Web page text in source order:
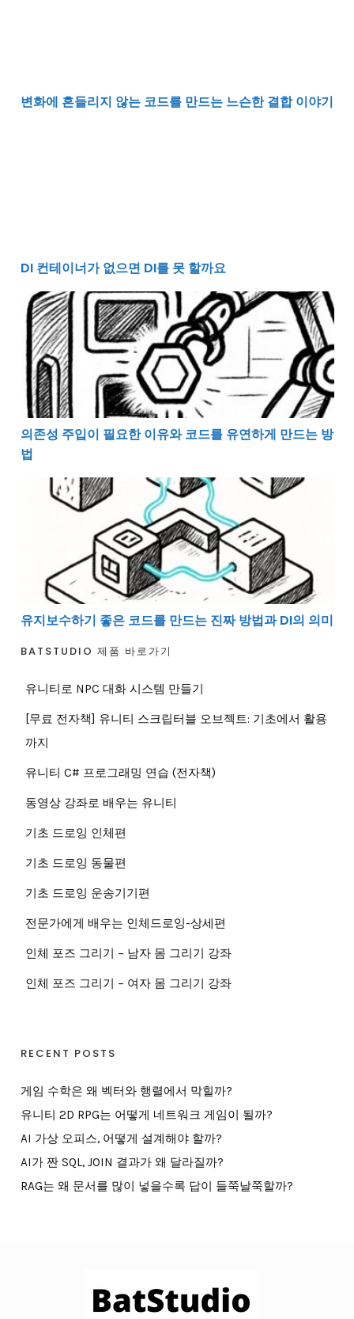
변화에 흔들리지 않는 코드를 만드는 느슨한 결합 이야기
DI 컨테이너가 없으면 DI를 못 할까요
의존성 주입이 필요한 이유와 코드를 유연하게 만드는 방
의존성 주입이 필요한 이유와 코드를 유연하게 만드는 방
법
유지보수하기 좋은 코드를 만드는 진짜 방법과 DI의 의미
유지보수하기 좋은 코드를 만드는 진짜 방법과 DI의 의미
BATSTUDIO 제품 바로가기
유니티로 NPC 대화 시스템 만들기
[무료 전자책] 유니티 스크립터블 오브젝트: 기초에서 활용
까지
유니티 C# 프로그래밍 연습 (전자책)
동영상 강좌로 배우는 유니티
기초 드로잉 인체편
기초 드로잉 동물편
기초 드로잉 운송기기편
전문가에게 배우는 인체드로잉-상세편
인체 포즈 그리기 – 남자 몸 그리기 강좌
인체 포즈 그리기 – 여자 몸 그리기 강좌
RECENT POSTS
게임 수학은 왜 벡터와 행렬에서 막힐까?
유니티 2D RPG는 어떻게 네트워크 게임이 될까?
AI 가상 오피스, 어떻게 설계해야 할까?
AI가 짠 SQL, JOIN 결과가 왜 달라질까?
RAG는 왜 문서를 많이 넣을수록 답이 들쭉날쭉할까?